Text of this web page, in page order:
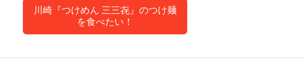
川崎『つけめん 三三㐂』のつけ麺
を食べたい！